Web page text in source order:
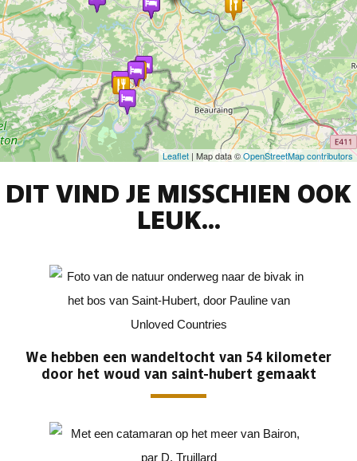
Leaflet | Map data ©OpenStreetMap contributors
DIT VIND JE MISSCHIEN OOK
LEUK...
We hebben een wandeltocht van 54 kilometer
door het woud van saint-hubert gemaakt